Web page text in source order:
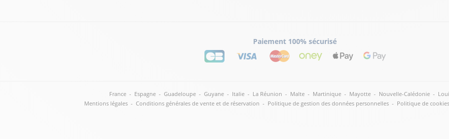
Paiement 100% sécurisé
France - Espagne - Guadeloupe - Guyane - Italie - La Réunion - Malte - Martinique - Mayotte - Nouvelle-Calédonie -
Mentions légales - Conditions générales de vente et de réservation - Politique de gestion des données personnelles - Politique de cookies